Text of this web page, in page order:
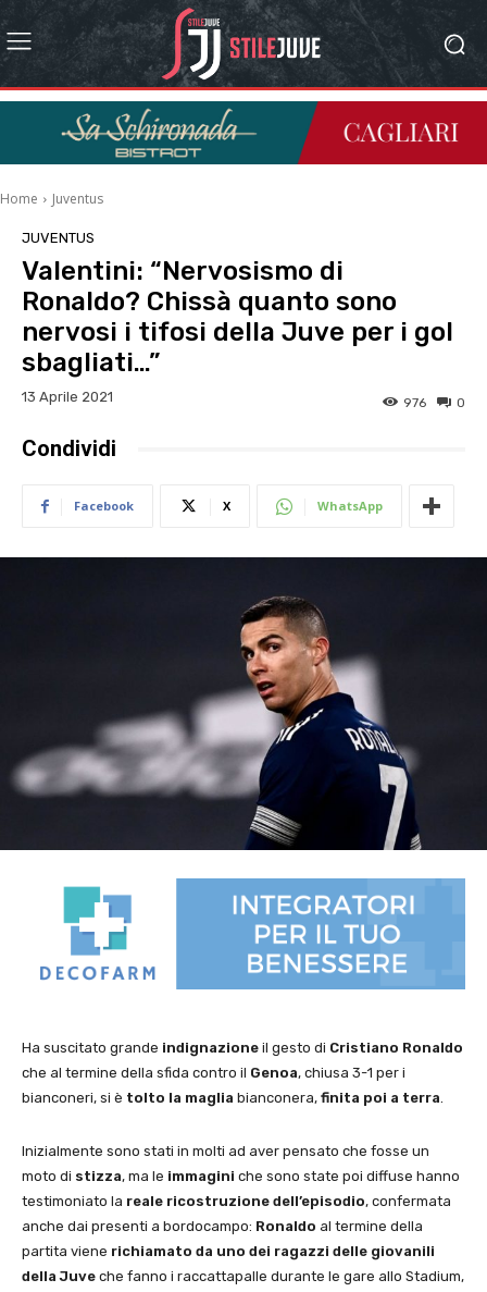
Home Juventus
JUVENTUS
Valentini: “Nervosismo di
Ronaldo? Chissà quanto sono
nervosi i tifosi della Juve per i gol
sbagliati…”
13 Aprile 2021 0
976
Condividi
Facebook X WhatsApp
Ha suscitato grande indignazione il gesto di Cristiano Ronaldo
che al termine della sfida contro il Genoa, chiusa 3-1 per i
bianconeri, si è tolto la maglia bianconera, finita poi a terra.
Inizialmente sono stati in molti ad aver pensato che fosse un
moto di stizza, ma le immagini che sono state poi diffuse hanno
testimoniato la reale ricostruzione dell’episodio, confermata
anche dai presenti a bordocampo: Ronaldo al termine della
partita viene richiamato da uno dei ragazzi delle giovanili
della Juve che fanno i raccattapalle durante le gare allo Stadium,